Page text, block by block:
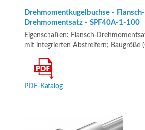
Drehmomentkugelbuchse - Flansch-
Drehmomentsatz - SPF40A-1-100
Eigenschaften: Flansch-
mit integrierten Abstreifern; Baugröße
PDF-Katalog